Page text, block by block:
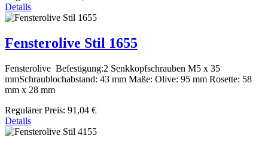
Details
Fensterolive Stil 1655
Fensterolive Befestigung:2 Senkkopfschrauben M5 x 35
mmSchraublochabstand: 43 mm Maße: Olive: 95 mm Rosette: 58
mm x 28 mm
Regulärer Preis: 91,04 €
Details